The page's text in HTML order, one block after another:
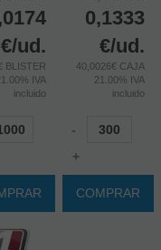
€/ud.
BLISTER
IVA
incluido
0,1333
€/ud.
40,0026€ CAJA
21.00% IVA
incluido
-
+
COMPRAR